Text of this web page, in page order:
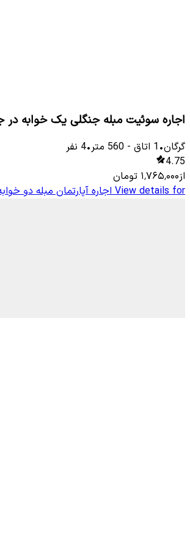
اجاره سوئیت مبله جنگلی یک خوابه در
گرگان•
1 اتاق -
560 متر•
4 نفر
4.75
از۱٬۷۶۵٬۰۰۰ تومان
View details for اجاره آپارتمان مبله دو